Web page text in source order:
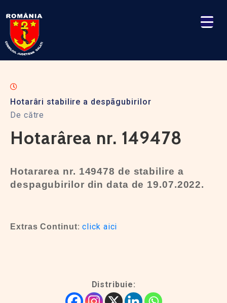
Hotarâri stabilire a despãgubirilor
De către
Hotarârea nr. 149478
Hotararea nr. 149478 de stabilire a
despagubirilor din data de 19.07.2022.
Extras Continut:click aici
Distribuie: